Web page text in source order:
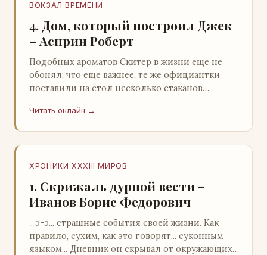
ВОКЗАЛ ВРЕМЕНИ
4. Дом, который построил Джек
– Асприн Роберт
Подобных ароматов Скитер в жизни еще не
обонял; что еще важнее, те же официантки
поставили на стол несколько стаканов
Скитер опрокин…
Читать онлайн →
ХРОНИКИ XXXIII МИРОВ
1. Скрижаль дурной вести –
Иванов Борис Федорович
.. э-э... страшные события своей жизни. Как
правило, сухим, как это говорят... суконным
языком... Дневник он скрывал от окружающих.